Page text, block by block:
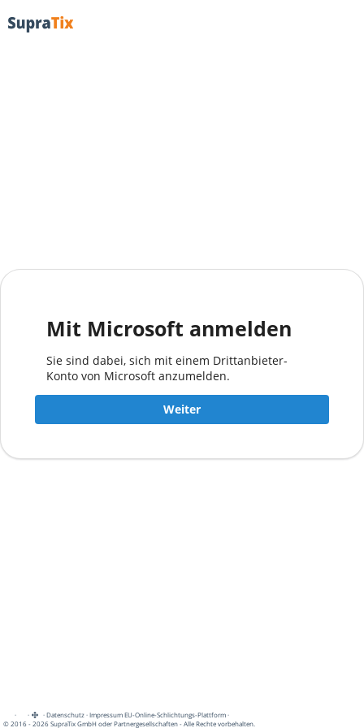
Mit Microsoft anmelden
Sie sind dabei, sich mit einem Drittanbieter-
Konto von Microsoft anzumelden.
Weiter
· · ·Datenschutz·Impressum EU-Online-Schlichtungs-Plattform·
© 2016 - 2026 SupraTix GmbH oder Partnergesellschaften - Alle Rechte vorbehalten.